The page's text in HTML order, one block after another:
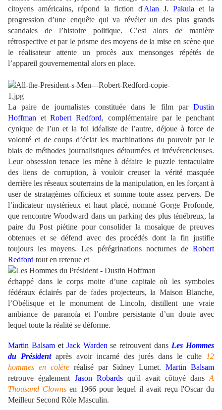
citoyens américains, répond la fiction d'Alan J. Pakula et la
progression d’une enquête qui va révéler un des plus grands
scandales de l’histoire politique. C’est alors de manière
rétrospective et par le prisme des moyens de la mise en scène que
le réalisateur attente un procès aux mensonges répétés de
l’appareil gouvernemental alors en place.
La paire de journalistes constituée dans le film par Dustin
Hoffman etRobert Redford, complémentaire par le penchant
cynique de l’un et la foi idéaliste de l’autre, déjoue à force de
volonté et de coups d’éclat les machinations du pouvoir par le
biais de méthodes journalistiques détournées et irrévérencieuses.
Leur obsession tenace les mène à défaire le puzzle tentaculaire
des liens de corruption, à vouloir creuser la vérité masquée
derrière les réseaux souterrains de la manipulation, en les forçant à
user de stratagèmes officieux et somme toute assez pervers. De
l’indicateur mystérieux et haut placé, nommé Gorge Profonde,
que rencontre Woodward dans un parking des plus ténébreux, la
paire du Post piétine pour consolider la mosaïque de preuves
obtenues et se défend avec des procédés dont la fin justifie
toujours les moyens.
Les pérégrinations nocturnes de Robert
Redford tout en retenue et
échappé dans le corps moite d’une capitale où les symboles
fédéraux éclairés par de fades projecteurs, la Maison Blanche,
l’Obélisque et le monument de Lincoln, distillent une vraie
ambiance de paranoïa et l’ombre persistante d’un doute avec
lequel toute la réalité se déforme.
Martin Balsam etJack Warden se retrouvent dans Les Hommes
du Présidentaprès avoir incarné des jurés dans le culte
12
hommes en colère réalisé par Sidney Lumet. Martin Balsam
retrouve également Jason Robardsqu'il avait côtoyé dans A
Thousand Clownsen 1966 pour lequel il avait reçu l'Oscar du
Meilleur Second Rôle Masculin.